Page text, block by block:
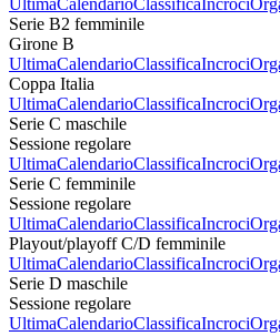
Serie B2 femminile
Girone B
UltimaCalendarioClassificaIncroci
Coppa Italia
UltimaCalendarioClassificaIncroci
Serie C maschile
Sessione regolare
UltimaCalendarioClassificaIncroci
Serie C femminile
Sessione regolare
UltimaCalendarioClassificaIncroci
Playout/playoff C/D femminile
UltimaCalendarioClassificaIncroci
Serie D maschile
Sessione regolare
UltimaCalendarioClassificaIncroci